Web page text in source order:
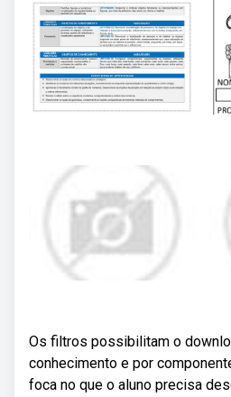
Os filtros possibilitam o
conhecimento e por
foca no que o aluno precisa